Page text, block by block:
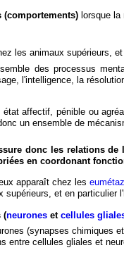
(comportements) lorsque
les animaux supérieurs,
des processus
l'intelligence, la
état affectif, pénible ou
un ensemble de
donc les relations
en coordonant
apparaît chez les
supérieurs, et en particulier
(neurones etcellules
(synapses chimiques
entre cellules gliales et